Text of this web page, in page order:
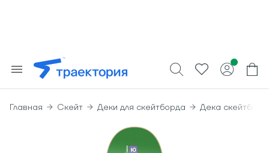
Главная Скейт Деки для скейтборда Дека